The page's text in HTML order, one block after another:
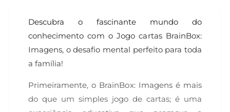
Descubra o fascinante mundo do
conhecimento com o Jogo cartas BrainBox:
Imagens, o desafio mental perfeito para toda
a família!
Primeiramente, o BrainBox: Imagens é mais
do que um simples jogo de cartas; é uma